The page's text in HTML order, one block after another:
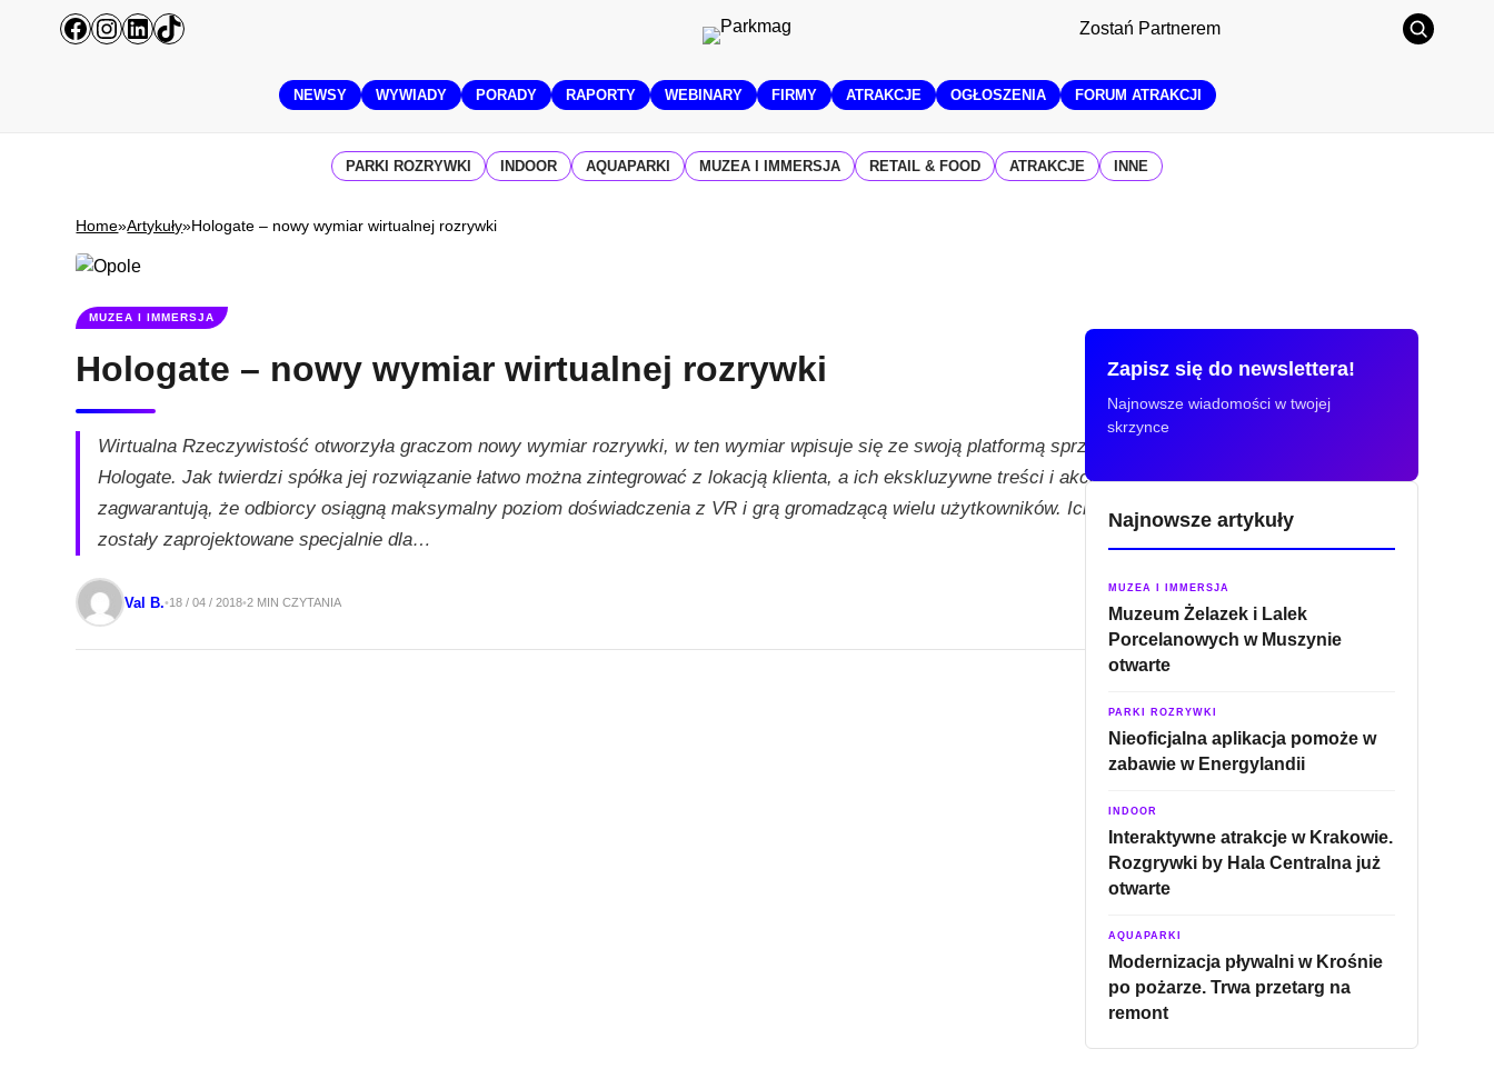
Facebook
Instagram
LinkedIn
TikTok
NEWSY WYWIADY PORADY RAPORTY WEBINARY FIRMY ATRAKCJE OGŁOSZENIA FORUM ATRAKCJI
Zostań Partnerem
PARKI ROZRYWKI INDOOR AQUAPARKI MUZEA I IMMERSJA RETAIL & FOOD ATRAKCJE INNE
Home»Artykuły»Hologate – nowy wymiar wirtualnej rozrywki
MUZEA I IMMERSJA
Hologate – nowy wymiar wirtualnej rozrywki
Wirtualna Rzeczywistość otworzyła graczom nowy wymiar rozrywki, w ten wymiar wpisuje się ze swoją platformą sprzętową spółka
Hologate. Jak twierdzi spółka jej rozwiązanie łatwo można zintegrować z lokacją klienta, a ich ekskluzywne treści i akcesoria
zagwarantują, że odbiorcy osiągną maksymalny poziom doświadczenia z VR i grą gromadzącą wielu użytkowników. Ich konfiguracje
zostały zaprojektowane specjalnie dla…
Val B. 18 / 04 / 2018•2 MIN CZYTANIA
Zapisz się do newslettera!
Najnowsze wiadomości w twojej
skrzynce
Najnowsze artykuły
MUZEA I IMMERSJA
Muzeum Żelazek i Lalek
Porcelanowych w Muszynie
otwarte
PARKI ROZRYWKI
Nieoficjalna aplikacja pomoże w
zabawie w Energylandii
INDOOR
Interaktywne atrakcje w Krakowie.
Rozgrywki by Hala Centralna już
otwarte
AQUAPARKI
Modernizacja pływalni w Krośnie
po pożarze. Trwa przetarg na
remont